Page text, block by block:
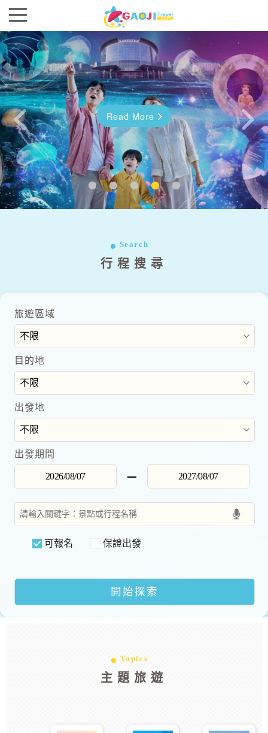
Read More
超夯首爾好好玩五日
Read More
往前 往後
Search
行程搜尋
旅遊區域
目的地
出發地
出發期間
可報名 保證出發
Topics
主題旅遊